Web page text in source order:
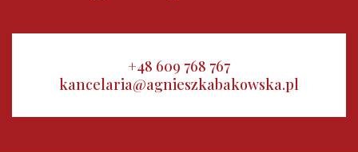
+48 609 768 767
kancelaria@agnieszkabakowska.pl